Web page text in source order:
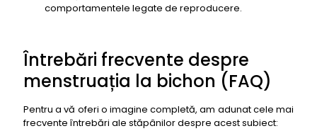
comportamentele legate de reproducere.
Întrebări frecvente despre
menstruația la bichon (FAQ)
Pentru a vă oferi o imagine completă, am adunat cele mai
frecvente întrebări ale stăpânilor despre acest subiect: